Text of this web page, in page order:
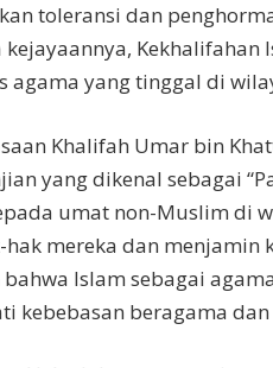
toleransi dan
kejayaannya,
yang tinggal di
Khalifah Umar bin
yang dikenal sebagai
umat non-Muslim di
mereka dan menjamin
Islam sebagai
kebebasan beragama